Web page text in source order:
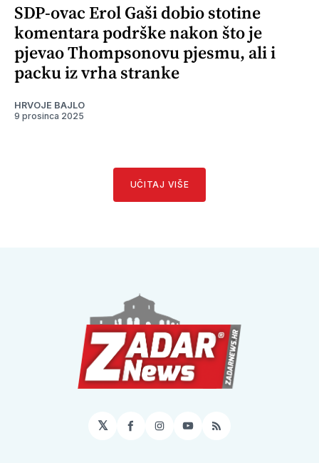
SDP-ovac Erol Gaši dobio stotine
komentara podrške nakon što je
pjevao Thompsonovu pjesmu, ali i
packu iz vrha stranke
HRVOJE BAJLO
9 prosinca 2025
UČITAJ VIŠE
𝕏 Facebook
Instagram
YouTube
RSS